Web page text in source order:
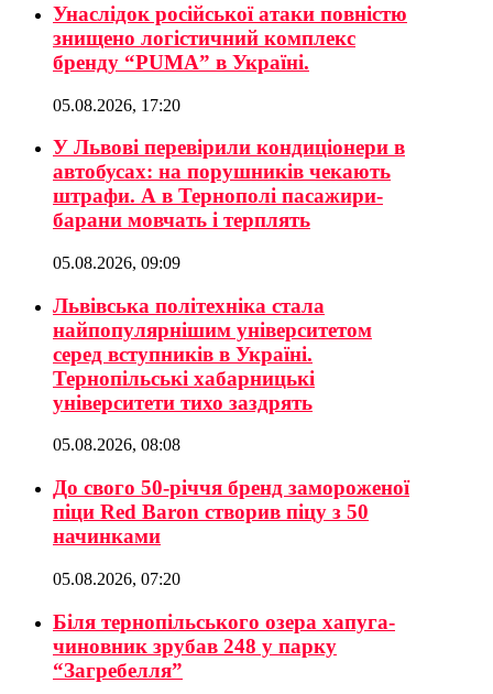
Унаслідок російської атаки повністю
знищено логістичний комплекс
бренду “PUMA” в Україні.
05.08.2026, 17:20
У Львові перевірили кондиціонери в
автобусах: на порушників чекають
штрафи. А в Тернополі пасажири-
барани мовчать і терплять
05.08.2026, 09:09
Львівська політехніка стала
найпопулярнішим університетом
серед вступників в Україні.
Тернопільські хабарницькі
університети тихо заздрять
05.08.2026, 08:08
До свого 50-річчя бренд замороженої
піци Red Baron створив піцу з 50
начинками
05.08.2026, 07:20
Біля тернопільського озера хапуга-
чиновник зрубав 248 у парку
“Загребелля”